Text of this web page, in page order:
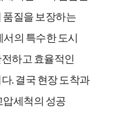
품질을 보장하는
의 특수한 도시
하고 효율적인
. 결국 현장 도착과
압세척의 성공